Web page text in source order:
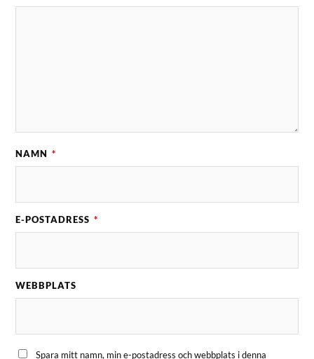
NAMN *
E-POSTADRESS *
WEBBPLATS
Spara mitt namn, min e-postadress och webbplats i denna